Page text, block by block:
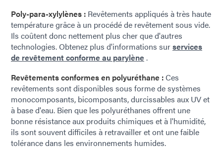
Poly-para-xylylènes : Revêtements appliqués à très haute
température grâce à un procédé de revêtement sous vide.
Ils coûtent donc nettement plus cher que d'autres
technologies. Obtenez plus d'informations surservices
de revêtement conforme au parylène.
Revêtements conformes en polyuréthane :Ces
revêtements sont disponibles sous forme de systèmes
monocomposants, bicomposants, durcissables aux UV et
à base d'eau. Bien que les polyuréthanes offrent une
bonne résistance aux produits chimiques et à l'humidité,
ils sont souvent difficiles à retravailler et ont une faible
tolérance dans les environnements humides.